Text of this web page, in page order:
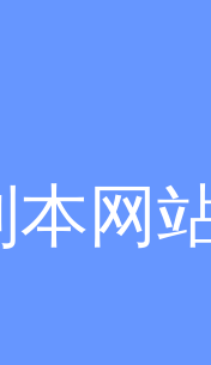
本网